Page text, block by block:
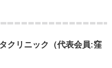
クリニック（代表会員:窪